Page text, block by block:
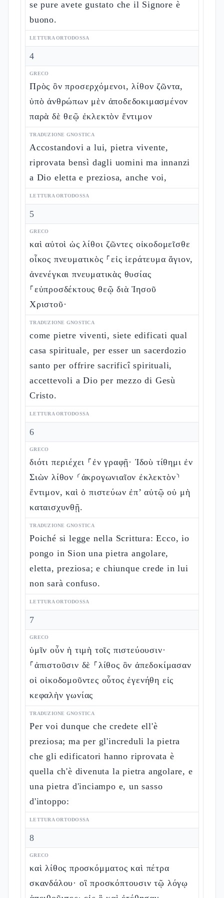
se pure avete gustato che il Signore è
buono.
LETTURA ORTODOSSA
4
GRECO
Πρὸς ὃν προσερχόμενοι, λίθον ζῶντα,
ὑπὸ ἀνθρώπων μὲν ἀποδεδοκιμασμένον
παρὰ δὲ θεῷ ἐκλεκτὸν ἔντιμον
TRADUZIONE GNOSTICA
Accostandovi a lui, pietra vivente,
riprovata bensì dagli uomini ma innanzi
a Dio eletta e preziosa, anche voi,
LETTURA ORTODOSSA
5
GRECO
καὶ αὐτοὶ ὡς λίθοι ζῶντες οἰκοδομεῖσθε
οἶκος πνευματικὸς ⸀εἰς ἱεράτευμα ἅγιον,
ἀνενέγκαι πνευματικὰς θυσίας
⸀εὐπροσδέκτους θεῷ διὰ Ἰησοῦ
Χριστοῦ·
TRADUZIONE GNOSTICA
come pietre viventi, siete edificati qual
casa spirituale, per esser un sacerdozio
santo per offrire sacrificî spirituali,
accettevoli a Dio per mezzo di Gesù
Cristo.
LETTURA ORTODOSSA
6
GRECO
διότι περιέχει ⸀ἐν γραφῇ· Ἰδοὺ τίθημι ἐν
Σιὼν λίθον ⸂ἀκρογωνιαῖον ἐκλεκτὸν⸃
ἔντιμον, καὶ ὁ πιστεύων ἐπ’ αὐτῷ οὐ μὴ
καταισχυνθῇ.
TRADUZIONE GNOSTICA
Poiché si legge nella Scrittura: Ecco, io
pongo in Sion una pietra angolare,
eletta, preziosa; e chiunque crede in lui
non sarà confuso.
LETTURA ORTODOSSA
7
GRECO
ὑμῖν οὖν ἡ τιμὴ τοῖς πιστεύουσιν·
⸀ἀπιστοῦσιν δὲ ⸀λίθος ὃν ἀπεδοκίμασαν
οἱ οἰκοδομοῦντες οὗτος ἐγενήθη εἰς
κεφαλὴν γωνίας
TRADUZIONE GNOSTICA
Per voi dunque che credete ell'è
preziosa; ma per gl'increduli la pietra
che gli edificatori hanno riprovata è
quella ch'è divenuta la pietra angolare, e
una pietra d'inciampo e, un sasso
d'intoppo:
LETTURA ORTODOSSA
8
GRECO
καὶ λίθος προσκόμματος καὶ πέτρα
σκανδάλου· οἳ προσκόπτουσιν τῷ λόγῳ